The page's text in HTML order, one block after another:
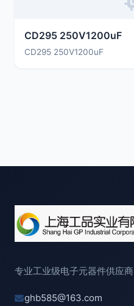
CD295 250V1200uF
CD295 250V1200uF
专业工业级电子元器件供应商
ghb585@163.com